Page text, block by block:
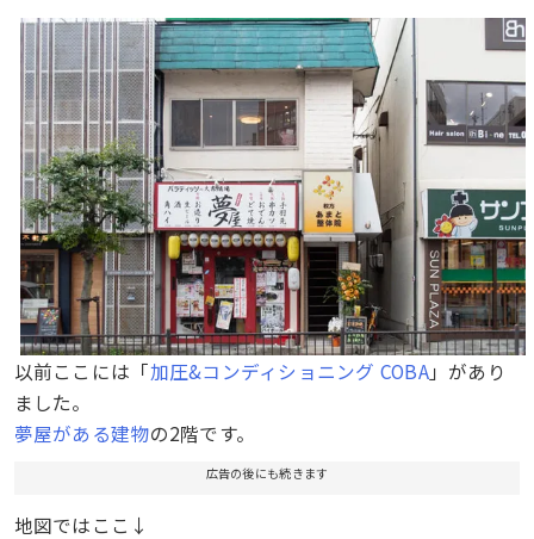
以前ここには「加圧&コンディショニング COBA」があり
ました。
夢屋がある建物の2階です。
広告の後にも続きます
地図ではここ↓